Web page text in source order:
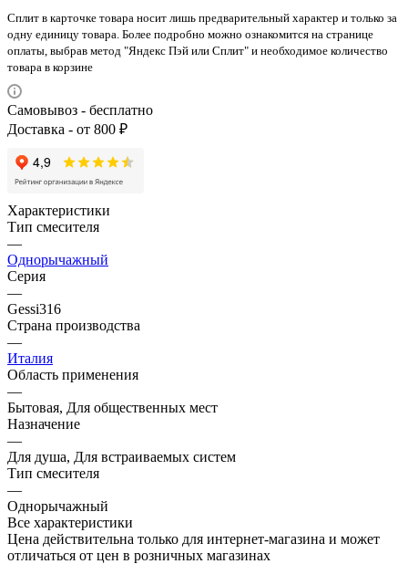
Сплит в карточке товара носит лишь предварительный характер и только за
одну единицу товара. Более подробно можно ознакомится на странице
оплаты, выбрав метод "Яндекс Пэй или Сплит" и необходимое количество
товара в корзине
Самовывоз - бесплатно
Доставка - от 800 ₽
Характеристики
Тип смесителя
—
Однорычажный
Серия
—
Gessi316
Страна производства
—
Италия
Область применения
—
Бытовая, Для общественных мест
Назначение
—
Для душа, Для встраиваемых систем
Тип смесителя
—
Однорычажный
Все характеристики
Цена действительна только для интернет-магазина и может
отличаться от цен в розничных магазинах